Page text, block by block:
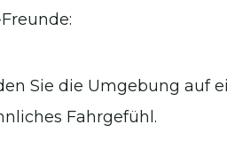
Sie die Umgebung auf
Fahrgefühl.